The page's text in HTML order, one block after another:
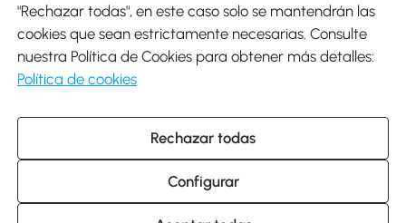
Descargar Aosom App
Google Play
931 29 45 12 (L-V de 8:30 a 17:30h)
atencioncliente@aosom.es
C/ Roc Gros, nº 15. 08550 Els Hostalets de Balenyà (Barcelona),
España
"Rechazar todas", en este caso solo se mantendrán las
cookies que sean estrictamente necesarias. Consulte
nuestra Política de Cookies para obtener más detalles:
Política de cookies
Rechazar todas
Configurar